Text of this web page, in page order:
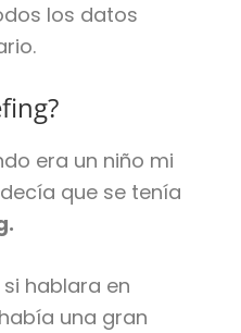
los datos
era un niño mi
que se tenía
hablara en
una gran